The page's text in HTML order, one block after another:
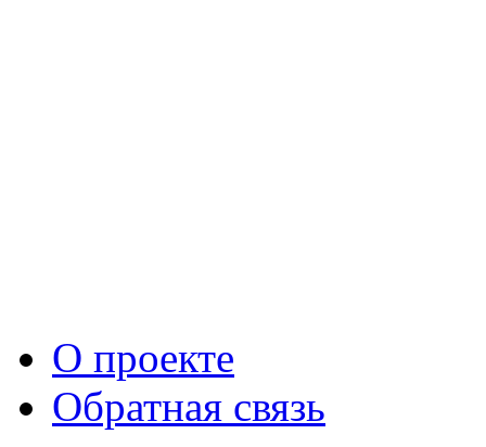
О проекте
Обратная связь